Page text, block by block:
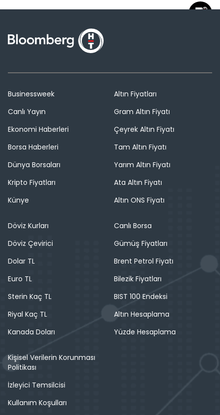
Businessweek
Canlı Yayın
Ekonomi Haberleri
Borsa Haberleri
Dünya Borsaları
Kripto Fiyatları
Künye
Altın Fiyatları
Gram Altın Fiyatı
Çeyrek Altın Fiyatı
Tam Altın Fiyatı
Yarım Altın Fiyatı
Ata Altın Fiyatı
Altın ONS Fiyatı
Döviz Kurları
Döviz Çevirici
Dolar TL
Euro TL
Sterin Kaç TL
Riyal Kaç TL
Kanada Doları
Canlı Borsa
Gümüş Fiyatları
Brent Petrol Fiyatı
Bilezik Fiyatları
BIST 100 Endeksi
Altın Hesaplama
Yüzde Hesaplama
Kişisel Verilerin Korunması
Politikası
İzleyici Temsilcisi
Kullanım Koşulları